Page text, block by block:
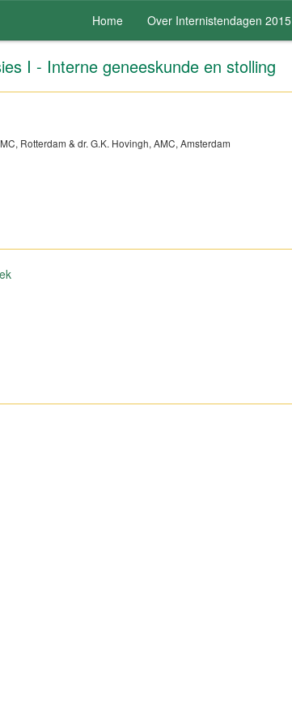
Home Over Internistendagen 2015
I - Interne geneeskunde en stolling
Rotterdam & dr. G.K. Hovingh, AMC, Amsterdam